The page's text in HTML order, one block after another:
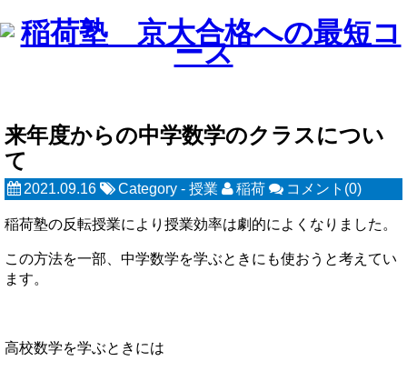
来年度からの中学数学のクラスについ
て
2021.09.16 Category - 授業 稲荷 コメント(0)
稲荷塾の反転授業により授業効率は劇的によくなりました。
この方法を一部、中学数学を学ぶときにも使おうと考えてい
ます。
高校数学を学ぶときには